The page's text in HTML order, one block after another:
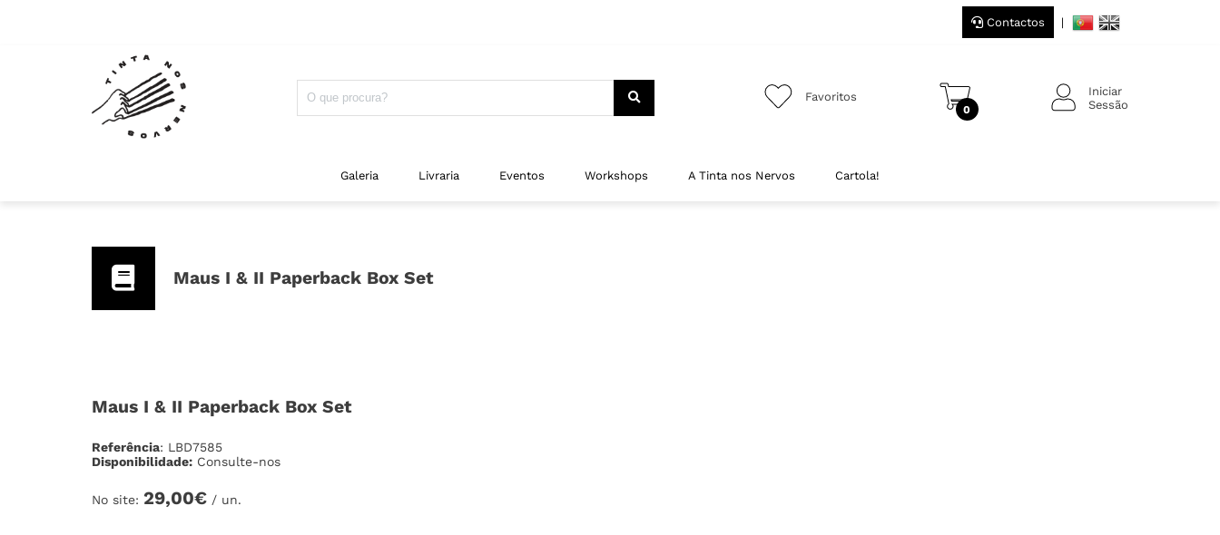
Contactos |
Favoritos
0
Iniciar
Sessão
Galeria Livraria Eventos Workshops A Tinta nos Nervos Cartola!
Maus I & II Paperback Box Set
Maus I & II Paperback Box Set
Referência: LBD7585
Disponibilidade: Consulte-nos
No site: 29,00€/ un.